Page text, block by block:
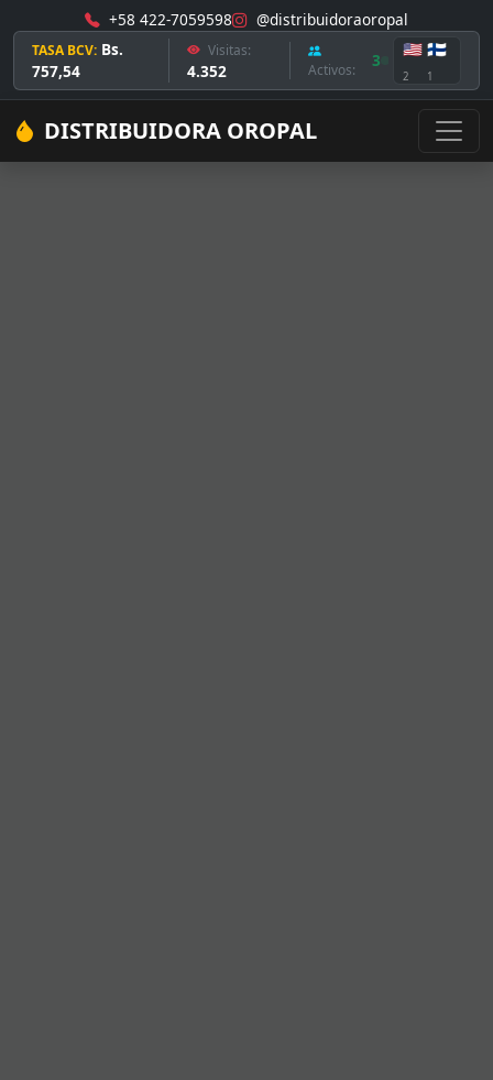
+58 422-7059598 @distribuidoraoropal
TASA BCV: Bs.
757,54
Visitas:
4.352 Activos: 3
🇺🇸
2
🇫🇮
1
DISTRIBUIDORA OROPAL